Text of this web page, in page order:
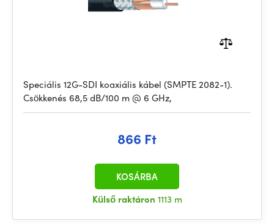
Speciális 12G-SDI koaxiális kábel (SMPTE 2082-1).
Csökkenés 68,5 dB/100 m @ 6 GHz,
866 Ft
Külső raktáron 1113 m
KOSÁRBA